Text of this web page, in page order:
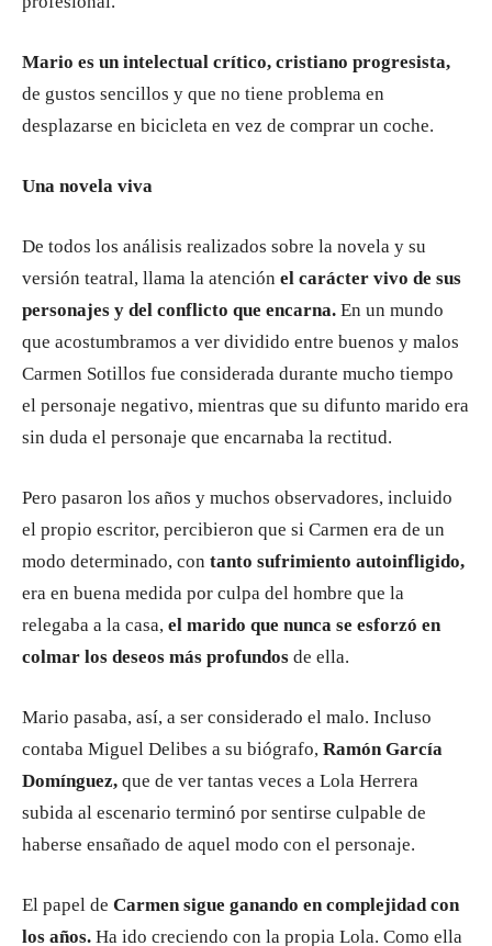
Mario es un intelectual crítico, cristiano progresista,
de gustos sencillos y que no tiene problema en
desplazarse en bicicleta en vez de comprar un coche.
Una novela viva
De todos los análisis realizados sobre la novela y su
versión teatral, llama la atención el carácter vivo de sus
personajes y del conflicto que encarna. En un mundo
que acostumbramos a ver dividido entre buenos y malos
Carmen Sotillos fue considerada durante mucho tiempo
el personaje negativo, mientras que su difunto marido era
sin duda el personaje que encarnaba la rectitud.
Pero pasaron los años y muchos observadores, incluido
el propio escritor, percibieron que si Carmen era de un
modo determinado, con tanto sufrimiento autoinfligido,
era en buena medida por culpa del hombre que la
relegaba a la casa, el marido que nunca se esforzó en
colmar los deseos más profundos de ella.
Mario pasaba, así, a ser considerado el malo. Incluso
contaba Miguel Delibes a su biógrafo, Ramón García
Domínguez, que de ver tantas veces a Lola Herrera
subida al escenario terminó por sentirse culpable de
haberse ensañado de aquel modo con el personaje.
El papel de Carmen sigue ganando en complejidad con
los años. Ha ido creciendo con la propia Lola. Como ella